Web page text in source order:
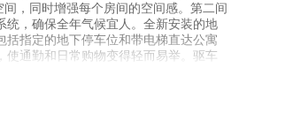
，同时增强每个房间的空间感。第二间
统，确保全年气候宜人。全新安装的地
指定的地下停车位和带电梯直达公寓
通勤和日常购物变得轻而易举。驱车